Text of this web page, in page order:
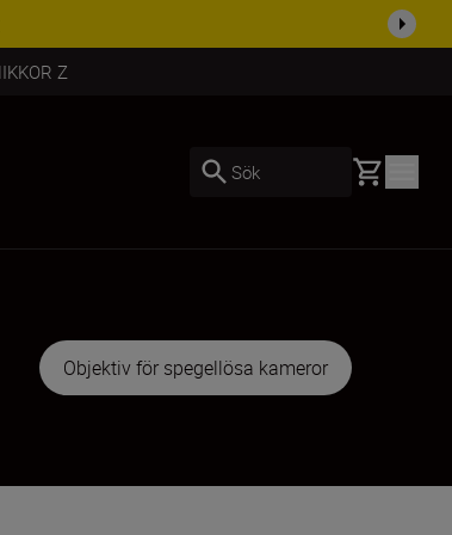
Z
Sök Basket
Objektiv för spegellösa kameror